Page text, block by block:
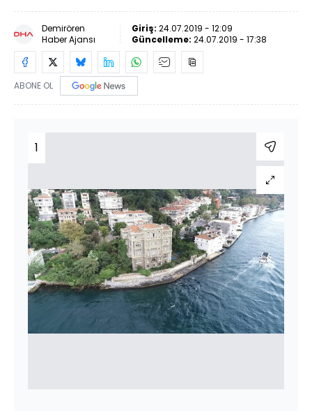
Demirören
Haber Ajansı
Giriş: 24.07.2019 - 12:09
Güncelleme: 24.07.2019 - 17:38
ABONE OL
1